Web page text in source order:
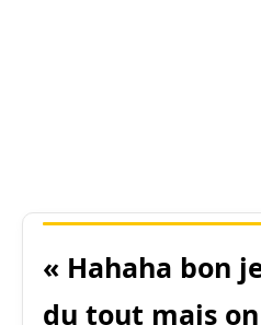
« Hahaha bon
du tout mais on